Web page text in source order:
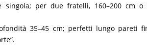
singola; per due fratelli, 160–200 cm o
35–45 cm; perfetti lungo pareti